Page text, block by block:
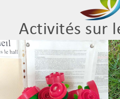
Activités sur